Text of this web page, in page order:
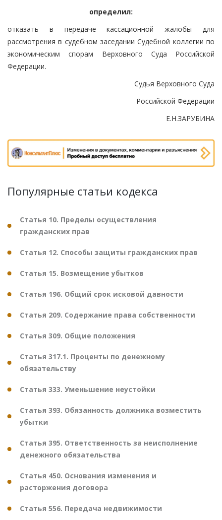
определил:
отказать в передаче кассационной жалобы для
рассмотрения в судебном заседании Судебной коллегии по
экономическим спорам Верховного Суда Российской
Федерации.
Судья Верховного Суда
Российской Федерации
Е.Н.ЗАРУБИНА
Популярные статьи кодекса
Статья 10. Пределы осуществления
гражданских прав
Статья 12. Способы защиты гражданских прав
Статья 15. Возмещение убытков
Статья 196. Общий срок исковой давности
Статья 209. Содержание права собственности
Статья 309. Общие положения
Статья 317.1. Проценты по денежному
обязательству
Статья 333. Уменьшение неустойки
Статья 393. Обязанность должника возместить
убытки
Статья 395. Ответственность за неисполнение
денежного обязательства
Статья 450. Основания изменения и
расторжения договора
Статья 556. Передача недвижимости